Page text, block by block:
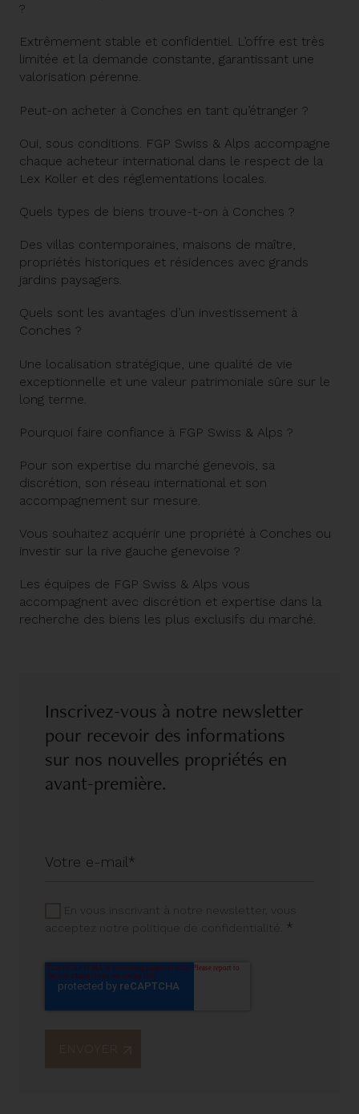
?
Extrêmement stable et confidentiel. L’offre est très
limitée et la demande constante, garantissant une
valorisation pérenne.
Peut-on acheter à Conches en tant qu’étranger ?
Oui, sous conditions. FGP Swiss & Alps accompagne
chaque acheteur international dans le respect de la
Lex Koller et des réglementations locales.
Quels types de biens trouve-t-on à Conches ?
Des villas contemporaines, maisons de maître,
propriétés historiques et résidences avec grands
jardins paysagers.
Quels sont les avantages d’un investissement à
Conches ?
Une localisation stratégique, une qualité de vie
exceptionnelle et une valeur patrimoniale sûre sur le
long terme.
Pourquoi faire confiance à FGP Swiss & Alps ?
Pour son expertise du marché genevois, sa
discrétion, son réseau international et son
accompagnement sur mesure.
Vous souhaitez acquérir une propriété à Conches ou
investir sur la rive gauche genevoise ?
Les équipes de FGP Swiss & Alps vous
accompagnent avec discrétion et expertise dans la
recherche des biens les plus exclusifs du marché.
Inscrivez-vous à notre newsletter
pour recevoir des informations
sur nos nouvelles propriétés en
avant-première.
En vous inscrivant à notre newsletter, vous
acceptez notre politique de confidentialité. *